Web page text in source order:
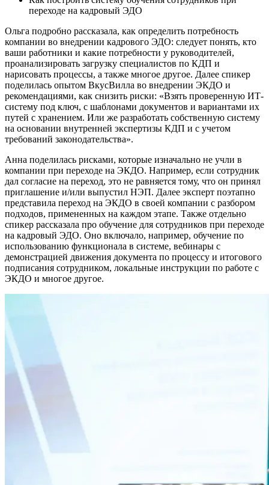
переходе на кадровый ЭДО
Ольга подробно рассказала, как определить потребность
компании во внедрении кадрового ЭДО: следует понять, кто
ваши работники и какие потребности у руководителей,
проанализировать загрузку специалистов по КДП и
нарисовать процессы, а также многое другое. Далее спикер
поделилась опытом ВкусВилла во внедрении ЭКДО и
рекомендациями, как снизить риски: «Взять проверенную ИТ-
систему под ключ, с шаблонами документов и вариантами их
путей с хранением. Или же разработать собственную систему
на основании внутренней экспертизы КДП и с учетом
требований законодательства».
Анна поделилась рисками, которые изначально не учли в
компании при переходе на ЭКДО. Например, если сотрудник
дал согласие на переход, это не равняется тому, что он принял
приглашение и/или выпустил НЭП. Далее эксперт поэтапно
представила переход на ЭКДО в своей компании с разбором
подходов, примененных на каждом этапе. Также отдельно
спикер рассказала про обучение для сотрудников при переходе
на кадровый ЭДО. Оно включало, например, обучение по
использованию функционала в системе, вебинары с
демонстрацией движения документа по процессу и итогового
подписания сотрудником, локальные инструкции по работе с
ЭКДО и многое другое.